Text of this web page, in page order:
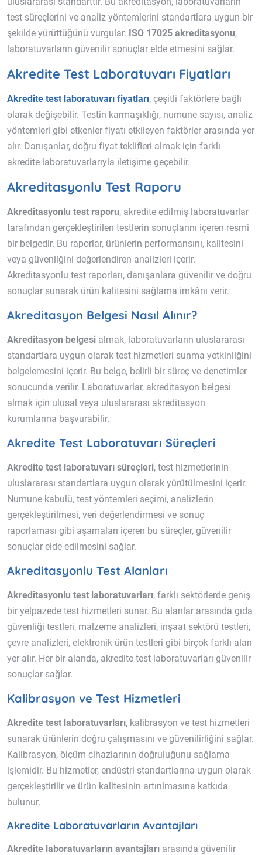
test süreçlerini ve analiz yöntemlerini standartlara uygun bir
şekilde yürüttüğünü vurgular. ISO 17025 akreditasyonu,
laboratuvarların güvenilir sonuçlar elde etmesini sağlar.
Akredite Test Laboratuvarı Fiyatları
Akredite test laboratuvarı fiyatları, çeşitli faktörlere bağlı
olarak değişebilir. Testin karmaşıklığı, numune sayısı, analiz
yöntemleri gibi etkenler fiyatı etkileyen faktörler arasında yer
alır. Danışanlar, doğru fiyat teklifleri almak için farklı
akredite laboratuvarlarıyla iletişime geçebilir.
Akreditasyonlu Test Raporu
Akreditasyonlu test raporu, akredite edilmiş laboratuvarlar
tarafından gerçekleştirilen testlerin sonuçlarını içeren resmi
bir belgedir. Bu raporlar, ürünlerin performansını, kalitesini
veya güvenliğini değerlendiren analizleri içerir.
Akreditasyonlu test raporları, danışanlara güvenilir ve doğru
sonuçlar sunarak ürün kalitesini sağlama imkânı verir.
Akreditasyon Belgesi Nasıl Alınır?
Akreditasyon belgesi almak, laboratuvarların uluslararası
standartlara uygun olarak test hizmetleri sunma yetkinliğini
belgelemesini içerir. Bu belge, belirli bir süreç ve denetimler
sonucunda verilir. Laboratuvarlar, akreditasyon belgesi
almak için ulusal veya uluslararası akreditasyon
kurumlarına başvurabilir.
Akredite Test Laboratuvarı Süreçleri
Akredite test laboratuvarı süreçleri, test hizmetlerinin
uluslararası standartlara uygun olarak yürütülmesini içerir.
Numune kabulü, test yöntemleri seçimi, analizlerin
gerçekleştirilmesi, veri değerlendirmesi ve sonuç
raporlaması gibi aşamaları içeren bu süreçler, güvenilir
sonuçlar elde edilmesini sağlar.
Akreditasyonlu Test Alanları
Akreditasyonlu test laboratuvarları, farklı sektörlerde geniş
bir yelpazede test hizmetleri sunar. Bu alanlar arasında gıda
güvenliği testleri, malzeme analizleri, inşaat sektörü testleri,
çevre analizleri, elektronik ürün testleri gibi birçok farklı alan
yer alır. Her bir alanda, akredite test laboratuvarları güvenilir
sonuçlar sağlar.
Kalibrasyon ve Test Hizmetleri
Akredite test laboratuvarları, kalibrasyon ve test hizmetleri
sunarak ürünlerin doğru çalışmasını ve güvenilirliğini sağlar.
Kalibrasyon, ölçüm cihazlarının doğruluğunu sağlama
işlemidir. Bu hizmetler, endüstri standartlarına uygun olarak
gerçekleştirilir ve ürün kalitesinin artırılmasına katkıda
bulunur.
Akredite Laboratuvarların Avantajları
Akredite laboratuvarların avantajları arasında güvenilir